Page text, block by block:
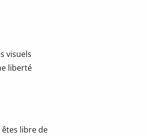
visuels
liberté
êtes libre de